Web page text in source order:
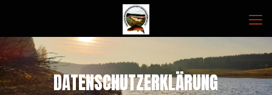
DATENSCHUTZERKLÄRUNG